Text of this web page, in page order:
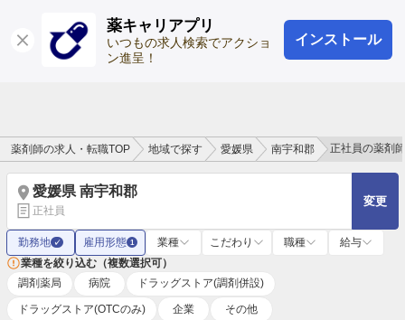
薬キャリアプリ
いつもの求人検索でアクショ
ン進呈！
インストール
ログイン 会員登録
薬剤師の求人・転職TOP 地域で探す 愛媛県 南宇和郡 正社員の薬剤
愛媛県 南宇和郡
正社員
変更
勤務地 ✓ 雇用形態 1 業種 こだわり 職種
給与
業種を絞り込む（複数選択可）
調剤薬局
病院 ドラッグストア(調剤併設)
ドラッグストア(OTCのみ) 企業 その他